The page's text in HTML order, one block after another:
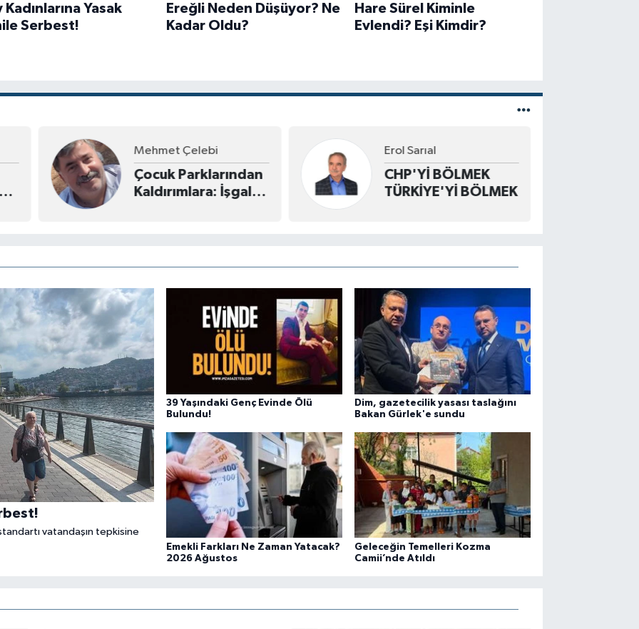
Kadınlarına Yasak
Serbest!
Ereğli Neden Düşüyor? Ne
Kadar Oldu?
Hare Sürel Kiminle
Evlendi? Eşi Kimdir?
Erol Sarıal
CHP'Yİ BÖLMEK
TÜRKİYE'Yİ BÖLMEK
Recep Kalmaoğlu
Devrek’e Değer
Katan Bir Kadın:
vatandaşın tepkisine
39 Yaşındaki Genç Evinde Ölü
Bulundu!
Dim, gazetecilik yasası taslağını
Bakan Gürlek'e sundu
Emekli Farkları Ne Zaman Yatacak?
2026 Ağustos
Geleceğin Temelleri Kozma
Camii’nde Atıldı